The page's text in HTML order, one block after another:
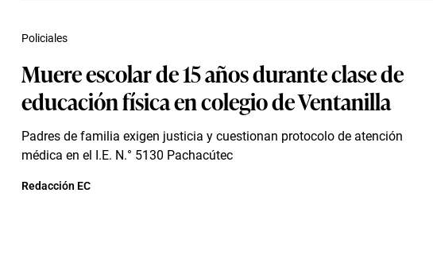
Muere escolar de 15 años durante clase de
educación física en colegio de Ventanilla
Padres de familia exigen justicia y cuestionan protocolo de atención
médica en el I.E. N.° 5130 Pachacútec
Policiales
Redacción EC